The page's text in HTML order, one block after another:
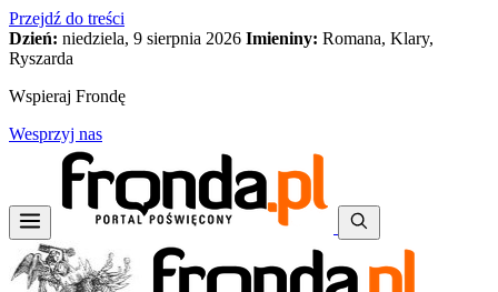
Przejdź do treści
Dzień: niedziela, 9 sierpnia 2026 Imieniny: Romana, Klary,
Ryszarda
Wspieraj Frondę
Wesprzyj nas